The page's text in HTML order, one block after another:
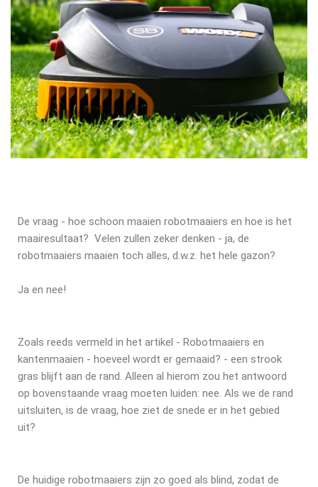
De vraag - hoe schoon maaien robotmaaiers en hoe is het
maairesultaat? Velen zullen zeker denken - ja, de
robotmaaiers maaien toch alles, d.w.z. het hele gazon?
Ja en nee!
Zoals reeds vermeld in het artikel - Robotmaaiers en
kantenmaaien - hoeveel wordt er gemaaid? - een strook
gras blijft aan de rand. Alleen al hierom zou het antwoord
op bovenstaande vraag moeten luiden: nee. Als we de rand
uitsluiten, is de vraag, hoe ziet de snede er in het gebied
uit?
De huidige robotmaaiers zijn zo goed als blind, zodat de